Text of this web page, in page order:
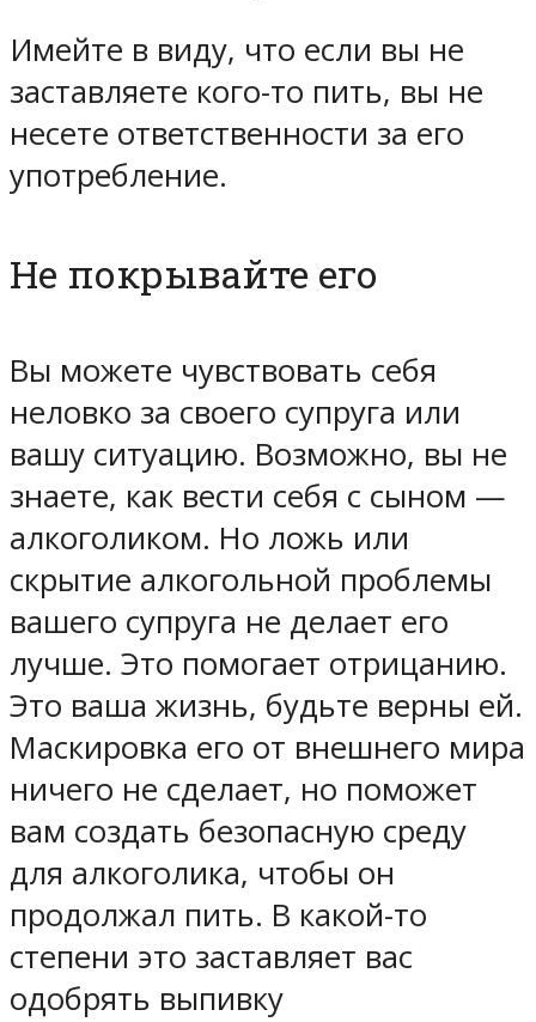
Имейте в виду, что если вы не
заставляете кого-то пить, вы не
несете ответственности за его
употребление.
Не покрывайте его
Вы можете чувствовать себя
неловко за своего супруга или
вашу ситуацию. Возможно, вы не
знаете, как вести себя с сыном —
алкоголиком. Но ложь или
скрытие алкогольной проблемы
вашего супруга не делает его
лучше. Это помогает отрицанию.
Это ваша жизнь, будьте верны ей.
Маскировка его от внешнего мира
ничего не сделает, но поможет
вам создать безопасную среду
для алкоголика, чтобы он
продолжал пить. В какой-то
степени это заставляет вас
одобрять выпивку